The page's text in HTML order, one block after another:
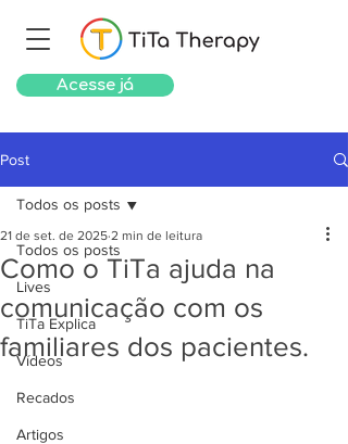
Acesse já
Post
Todos os posts
Lives
TiTa Explica
Vídeos
Recados
Artigos
Todos os posts
Como o TiTa ajuda na
comunicação com os
familiares dos pacientes.
21 de set. de 2025 2 min de leitura